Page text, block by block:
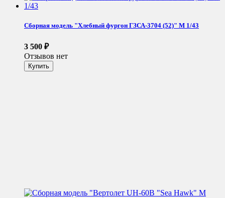
Сборная модель "Хлебный фургон ГЗСА-3704 (52)" М 1/43
3 500 ₽
Отзывов нет